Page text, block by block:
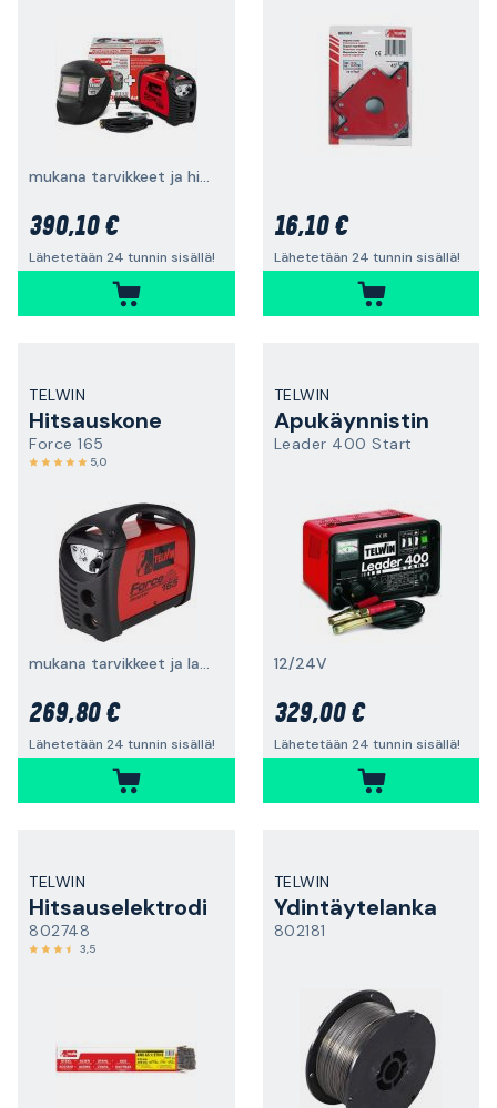
mukana tarvikkeet ja hitsauskypärä
390,10 €
Lähetetään 24 tunnin sisällä!
16,10 €
Lähetetään 24 tunnin sisällä!
TELWIN
Hitsauskone
Force 165
5,0
mukana tarvikkeet ja laukku
269,80 €
Lähetetään 24 tunnin sisällä!
TELWIN
Apukäynnistin
Leader 400 Start
12/24V
329,00 €
Lähetetään 24 tunnin sisällä!
TELWIN
Hitsauselektrodi
802748
3,5
TELWIN
Ydintäytelanka
802181